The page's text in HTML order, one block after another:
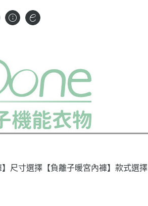
】尺寸選擇 【負離子暖宮內褲】款式選擇